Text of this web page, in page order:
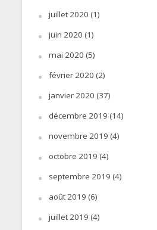
juillet 2020 (1)
juin 2020 (1)
mai 2020 (5)
février 2020 (2)
janvier 2020 (37)
décembre 2019 (14)
novembre 2019 (4)
octobre 2019 (4)
septembre 2019 (4)
août 2019 (6)
juillet 2019 (4)